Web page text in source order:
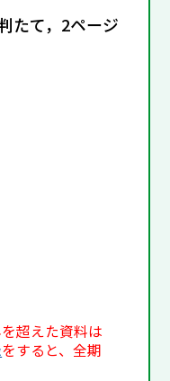
たて，2ページ
超えた資料は
をすると、全期